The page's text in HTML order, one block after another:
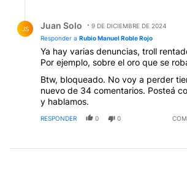
JS Juan Solo
9 DE DICIEMBRE DE 2024
Responder a Rubio Manuel Roble Rojo
Ya hay varias denuncias, troll
Por ejemplo, sobre el oro que se
Btw, bloqueado. No voy a perder
nuevo de 34 comentarios. Posteá
y hablamos.
RESPONDER 0 0